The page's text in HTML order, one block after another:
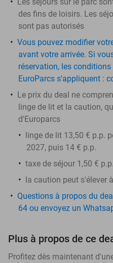
des fins de loisirs. Les
sont pas autorisés
Vous pouvez modifier
avant votre arrivée. Si
réservation, les
EuroParcs s'appliquent :
Le prix du deal ne
linge de lit et la caution,
d'Europarcs
linge de lit 13,50 € p.p.
2027, puis 14 € p.p.
taxe de séjour 1,50 €
la caution peut s'élever
Questions à propos du
64 ou envoyez un
Plus à propos de ce
Profitez dès maintenant